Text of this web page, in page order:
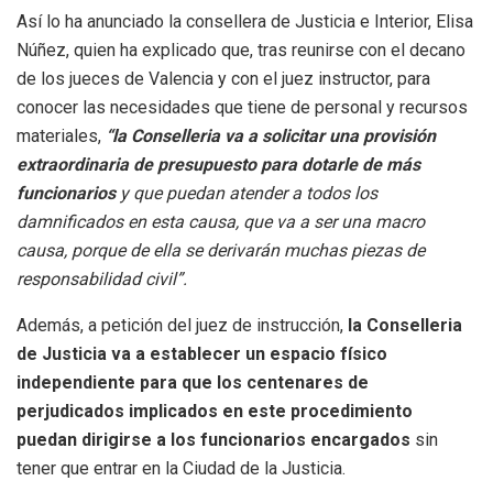
Así lo ha anunciado la consellera de Justicia e Interior, Elisa
Núñez, quien ha explicado que, tras reunirse con el decano
de los jueces de Valencia y con el juez instructor, para
conocer las necesidades que tiene de personal y recursos
materiales, “la Conselleria va a solicitar una provisión
extraordinaria de presupuesto para dotarle de más
funcionariosy que puedan atender a todos los
damnificados en esta causa, que va a ser una macro
causa, porque de ella se derivarán muchas piezas de
responsabilidad civil”.
Además, a petición del juez de instrucción, la Conselleria
de Justicia va a establecer un espacio físico
independiente para que los centenares de
perjudicados implicados en este procedimiento
puedan dirigirse a los funcionarios encargados sin
tener que entrar en la Ciudad de la Justicia.